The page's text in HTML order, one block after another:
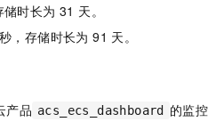
时长为 31 天。
，存储时长为 91 天。
产品 acs_ecs_dashboard
的监控